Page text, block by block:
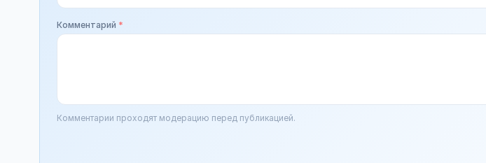
Комментарий *
Комментарии проходят модерацию перед публикацией.